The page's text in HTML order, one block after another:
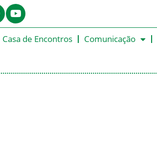
Casa de Encontros Comunicação